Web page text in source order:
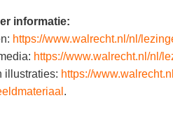
informatie:
https://www.walrecht.nl/nl/
https://www.walrecht.nl/nl/
illustraties: https://
.